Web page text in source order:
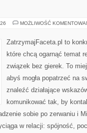
MOŻLIWOŚĆ
ZatrzymajFaceta.pl to
które chcą ogarnąć temat
związek bez gierek. To
abyś mogła popatrzeć na
znaleźć działające
komunikować tak, by
sobie po zerwaniu i
w relacji: spójność,